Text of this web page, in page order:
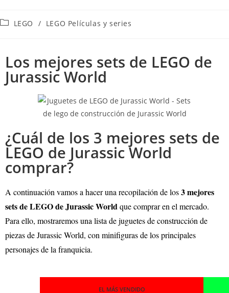
LEGO / LEGO Películas y series
Los mejores sets de LEGO de
Jurassic World
¿Cuál de los 3 mejores sets de
LEGO de Jurassic World
comprar?
A continuación vamos a hacer una recopilación de los3 mejores
sets de LEGO de Jurassic Worldque comprar en el mercado.
Para ello, mostraremos una lista de juguetes de construcción de
piezas de Jurassic World, con minifiguras de los principales
personajes de la franquicia.
EL MÁS VENDIDO